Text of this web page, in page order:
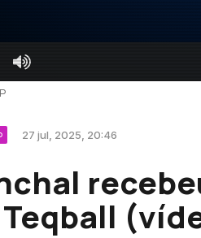
27 jul, 2025, 20:46